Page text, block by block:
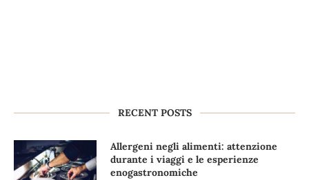
RECENT POSTS
Allergeni negli alimenti: attenzione
durante i viaggi e le esperienze
enogastronomiche